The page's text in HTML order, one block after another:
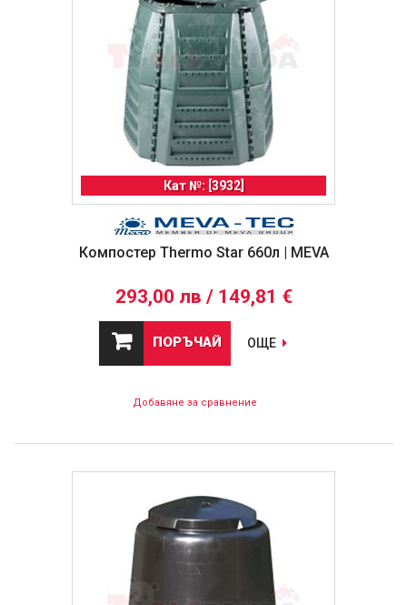
Кат №: [3932]
Компостер Thermo Star 660л | MEVA
293,00 лв / 149,81 €
ПОРЪЧАЙ ОЩЕ
Добавяне за сравнение